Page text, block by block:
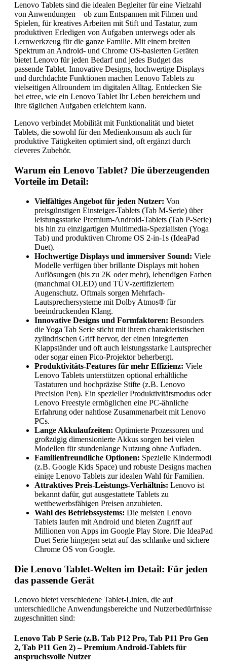
Lenovo Tablets sind die idealen Begleiter für eine Vielzahl
von Anwendungen – ob zum Entspannen mit Filmen und
Spielen, für kreatives Arbeiten mit Stift und Tastatur, zum
produktiven Erledigen von Aufgaben unterwegs oder als
Lernwerkzeug für die ganze Familie. Mit einem breiten
Spektrum an Android- und Chrome OS-basierten Geräten
bietet Lenovo für jeden Bedarf und jedes Budget das
passende Tablet. Innovative Designs, hochwertige Displays
und durchdachte Funktionen machen Lenovo Tablets zu
vielseitigen Allroundern im digitalen Alltag. Entdecken Sie
bei etree, wie ein Lenovo Tablet Ihr Leben bereichern und
Ihre täglichen Aufgaben erleichtern kann.
Lenovo verbindet Mobilität mit Funktionalität und bietet
Tablets, die sowohl für den Medienkonsum als auch für
produktive Tätigkeiten optimiert sind, oft ergänzt durch
cleveres Zubehör.
Warum ein Lenovo Tablet? Die überzeugenden
Vorteile im Detail:
Vielfältiges Angebot für jeden Nutzer: Von
preisgünstigen Einsteiger-Tablets (Tab M-Serie) über
leistungsstarke Premium-Android-Tablets (Tab P-Serie)
bis hin zu einzigartigen Multimedia-Spezialisten (Yoga
Tab) und produktiven Chrome OS 2-in-1s (IdeaPad
Duet).
Hochwertige Displays und immersiver Sound: Viele
Modelle verfügen über brillante Displays mit hohen
Auflösungen (bis zu 2K oder mehr), lebendigen Farben
(manchmal OLED) und TÜV-zertifiziertem
Augenschutz. Oftmals sorgen Mehrfach-
Lautsprechersysteme mit Dolby Atmos® für
beeindruckenden Klang.
Innovative Designs und Formfaktoren: Besonders
die Yoga Tab Serie sticht mit ihrem charakteristischen
zylindrischen Griff hervor, der einen integrierten
Klappständer und oft auch leistungsstarke Lautsprecher
oder sogar einen Pico-Projektor beherbergt.
Produktivitäts-Features für mehr Effizienz: Viele
Lenovo Tablets unterstützen optional erhältliche
Tastaturen und hochpräzise Stifte (z.B. Lenovo
Precision Pen). Ein spezieller Produktivitätsmodus oder
Lenovo Freestyle ermöglichen eine PC-ähnliche
Erfahrung oder nahtlose Zusammenarbeit mit Lenovo
PCs.
Lange Akkulaufzeiten: Optimierte Prozessoren und
großzügig dimensionierte Akkus sorgen bei vielen
Modellen für stundenlange Nutzung ohne Aufladen.
Familienfreundliche Optionen: Spezielle Kindermodi
(z.B. Google Kids Space) und robuste Designs machen
einige Lenovo Tablets zur idealen Wahl für Familien.
Attraktives Preis-Leistungs-Verhältnis: Lenovo ist
bekannt dafür, gut ausgestattete Tablets zu
wettbewerbsfähigen Preisen anzubieten.
Wahl des Betriebssystems: Die meisten Lenovo
Tablets laufen mit Android und bieten Zugriff auf
Millionen von Apps im Google Play Store. Die IdeaPad
Duet Serie hingegen setzt auf das schlanke und sichere
Chrome OS von Google.
Die Lenovo Tablet-Welten im Detail: Für jeden
das passende Gerät
Lenovo bietet verschiedene Tablet-Linien, die auf
unterschiedliche Anwendungsbereiche und Nutzerbedürfnisse
zugeschnitten sind:
Lenovo Tab P Serie (z.B. Tab P12 Pro, Tab P11 Pro Gen
2, Tab P11 Gen 2) – Premium Android-Tablets für
anspruchsvolle Nutzer